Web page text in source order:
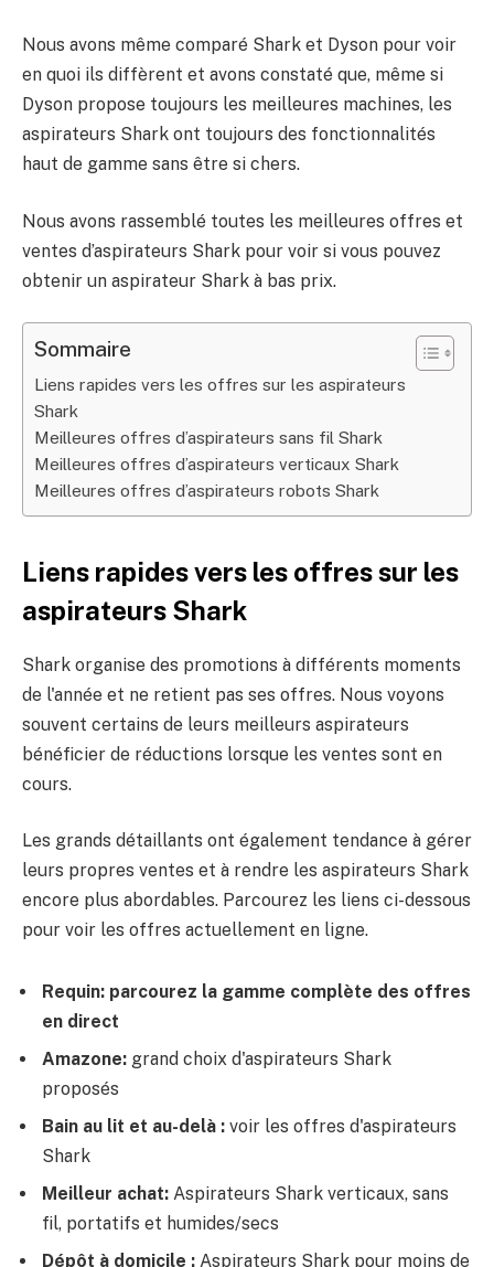
Nous avons même comparé Shark et Dyson pour voir
en quoi ils diffèrent et avons constaté que, même si
Dyson propose toujours les meilleures machines, les
aspirateurs Shark ont ​​toujours des fonctionnalités
haut de gamme sans être si chers.
Nous avons rassemblé toutes les meilleures offres et
ventes d’aspirateurs Shark pour voir si vous pouvez
obtenir un aspirateur Shark à bas prix.
Sommaire
Liens rapides vers les offres sur les aspirateurs
Shark
Meilleures offres d’aspirateurs sans fil Shark
Meilleures offres d’aspirateurs verticaux Shark
Meilleures offres d’aspirateurs robots Shark
Liens rapides vers les offres sur les
aspirateurs Shark
Shark organise des promotions à différents moments
de l'année et ne retient pas ses offres. Nous voyons
souvent certains de leurs meilleurs aspirateurs
bénéficier de réductions lorsque les ventes sont en
cours.
Les grands détaillants ont également tendance à gérer
leurs propres ventes et à rendre les aspirateurs Shark
encore plus abordables. Parcourez les liens ci-dessous
pour voir les offres actuellement en ligne.
Requin: parcourez la gamme complète des offres
en direct
Amazone: grand choix d'aspirateurs Shark
proposés
Bain au lit et au-delà : voir les offres d'aspirateurs
Shark
Meilleur achat: Aspirateurs Shark verticaux, sans
fil, portatifs et humides/secs
Dépôt à domicile : Aspirateurs Shark pour moins de